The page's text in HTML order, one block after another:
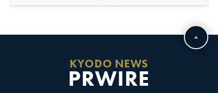
KYODO NEWS
PRWIRE